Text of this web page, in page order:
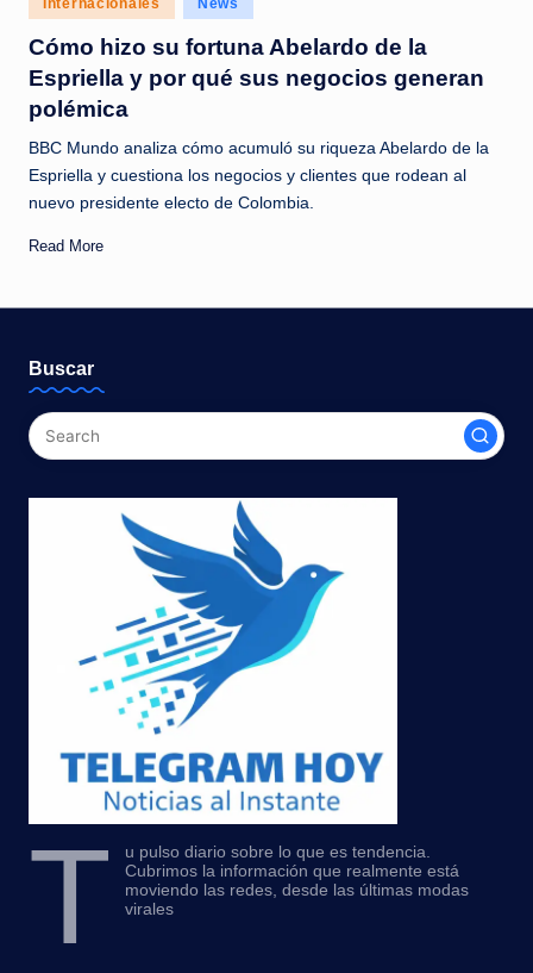
c
i
a
s
a
l
i
t
a
n
in
Internacionales News
Cómo hizo su fortuna Abelardo de la
Espriella y por qué sus negocios generan
polémica
BBC Mundo analiza cómo acumuló su riqueza Abelardo de la
Espriella y cuestiona los negocios y clientes que rodean al
nuevo presidente electo de Colombia.
Read More
Buscar
T
u pulso diario sobre lo que es tendencia.
Cubrimos la información que realmente está
moviendo las redes, desde las últimas modas
virales